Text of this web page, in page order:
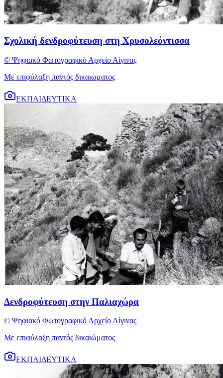
Σχολική δενδροφύτευση στη Χρυσολεόντισσα
© Ψηφιακό Φωτογραφικό Αρχείο Αίγινας
Με επιφύλαξη παντός δικαιώματος
ΕΚΠΑΙΔΕΥΤΙΚΑ
Δενδροφύτευση στην Παλιαχώρα
© Ψηφιακό Φωτογραφικό Αρχείο Αίγινας
Με επιφύλαξη παντός δικαιώματος
ΕΚΠΑΙΔΕΥΤΙΚΑ